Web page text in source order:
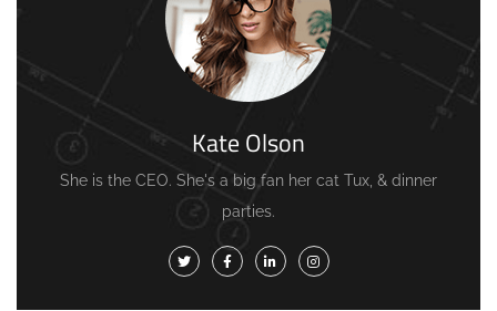
Kate Olson
She is the CEO. She's a big fan her cat Tux, & dinner
parties.